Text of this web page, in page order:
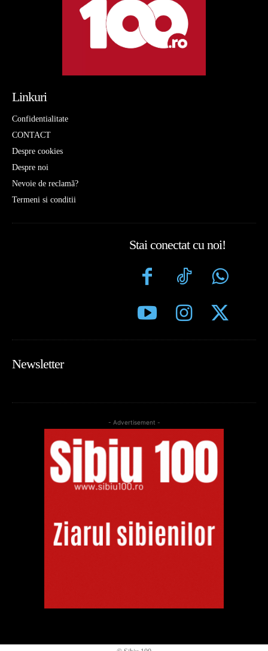
Linkuri
Confidentialitate
CONTACT
Despre cookies
Despre noi
Nevoie de reclamă?
Termeni si conditii
Stai conectat cu noi!
Newsletter
- Advertisement -